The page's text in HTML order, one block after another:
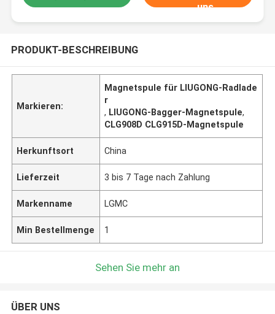
uns
PRODUKT-BESCHREIBUNG
Markieren:
Magnetspule für LIUGONG-Radlade
r
, LIUGONG-Bagger-Magnetspule,
CLG908D CLG915D-Magnetspule
Herkunftsort China
Lieferzeit 3 bis 7 Tage nach Zahlung
Markenname LGMC
Min Bestellmenge 1
Sehen Sie mehr an
ÜBER UNS